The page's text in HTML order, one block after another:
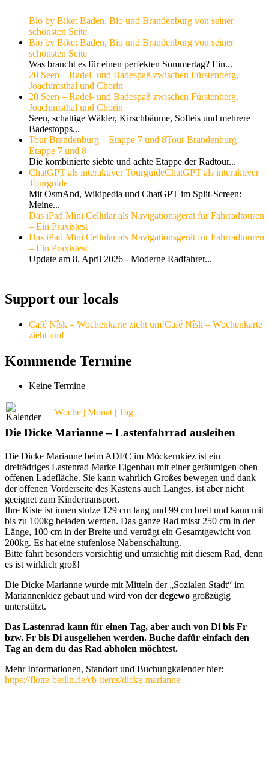
Bio by Bike: Baden, Bio und Brandenburg von seiner
schönsten Seite
Bio by Bike: Baden, Bio und Brandenburg von seiner
schönsten Seite
Was braucht es für einen perfekten Sommertag? Ein...
20 Seen – Radel- und Badespaß zwischen Fürstenberg,
Joachimsthal und Chorin
20 Seen – Radel- und Badespaß zwischen Fürstenberg,
Joachimsthal und Chorin
Seen, schattige Wälder, Kirschbäume, Softeis und mehrere
Badestopps...
Tour Brandenburg – Etappe 7 und 8Tour Brandenburg –
Etappe 7 und 8
Die kombinierte siebte und achte Etappe der Radtour...
ChatGPT als interaktiver TourguideChatGPT als interaktiver
Tourguide
Mit OsmAnd, Wikipedia und ChatGPT im Split-Screen:
Meine...
Das iPad Mini Cellular als Navigationsgerät für Fahrradtouren
– Ein Praxistest
Das iPad Mini Cellular als Navigationsgerät für Fahrradtouren
– Ein Praxistest
Update am 8. April 2026 - Moderne Radfahrer...
Support our locals
Café Nîsk – Wochenkarte zieht um!Café Nîsk – Wochenkarte
zieht um!
Kommende Termine
Keine Termine
Woche | Monat | Tag
Die Dicke Marianne – Lastenfahrrad ausleihen
Die Dicke Marianne beim ADFC im Möckernkiez ist ein
dreirädriges Lastenrad Marke Eigenbau mit einer geräumigen oben
offenen Ladefläche. Sie kann wahrlich Großes bewegen und dank
der offenen Vorderseite des Kastens auch Langes, ist aber nicht
geeignet zum Kindertransport.
Ihre Kiste ist innen stolze 129 cm lang und 99 cm breit und kann mit
bis zu 100kg beladen werden. Das ganze Rad misst 250 cm in der
Länge, 100 cm in der Breite und verträgt ein Gesamtgewicht von
200kg. Es hat eine stufenlose Nabenschaltung.
Bitte fahrt besonders vorsichtig und umsichtig mit diesem Rad, denn
es ist wirklich groß!
Die Dicke Marianne wurde mit Mitteln der „Sozialen Stadt“ im
Mariannenkiez gebaut und wird von derdegewo großzügig
unterstützt.
Das Lastenrad kann für einen Tag, aber auch von Di bis Fr
bzw. Fr bis Di ausgeliehen werden. Buche dafür einfach den
Tag an dem du das Rad abholen möchtest.
Mehr Informationen, Standort und Buchungkalender hier:
https://flotte-berlin.de/cb-items/dicke-marianne